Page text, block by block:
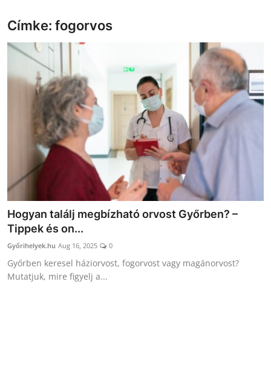
Receptek
Címke: fogorvos
Hogyan találj megbízható orvost Győrben? –
Tippek és on...
Győrihelyek.hu Aug 16, 2025 0
Győrben keresel háziorvost, fogorvost vagy magánorvost?
Mutatjuk, mire figyelj a...